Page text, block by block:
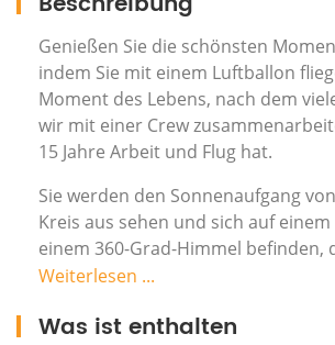
Genießen Sie die schönsten
indem Sie mit einem Luftballon
Moment des Lebens, nach dem
wir mit einer Crew
15 Jahre Arbeit und Flug hat.
Sie werden den Sonnenaufgang
Kreis aus sehen und sich auf
einem 360-Grad-Himmel befinden,
noch nicht auf diese Weise gesehen
langjährigen Crew zur Verfügung
Weiterlesen ...
Was ist enthalten